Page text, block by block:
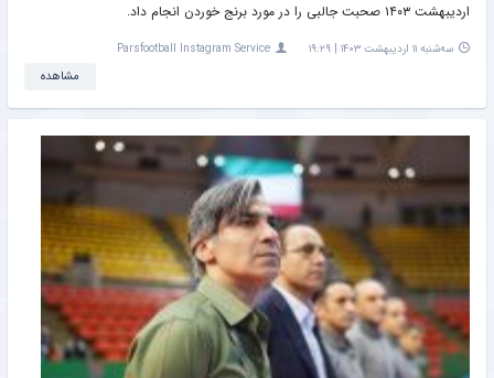
اردیبهشت ۱۴۰۳ صحبت جالبی را در مورد برنج خوردن انجام داد.
سه‌شنبه ۱۱ اردیبهشت ۱۴۰۳ | ۱۹:۲۹ Parsfootball Instagram Service
مشاهده